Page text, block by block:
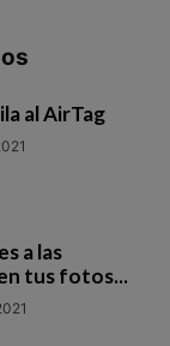
al AirTag
a las
tus fotos...